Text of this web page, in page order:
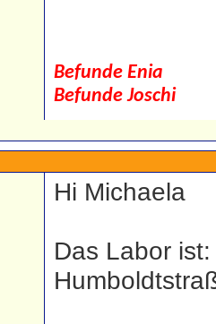
Befunde Enia
Befunde Joschi
Hi Michaela
Das Labor